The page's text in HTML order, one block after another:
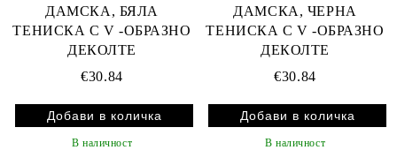
ДАМСКА, БЯЛА
ТЕНИСКА С V -ОБРАЗНО
ДЕКОЛТЕ
€30.84
В наличност
ДАМСКА, ЧЕРНА
ТЕНИСКА С V -ОБРАЗНО
ДЕКОЛТЕ
€30.84
В наличност